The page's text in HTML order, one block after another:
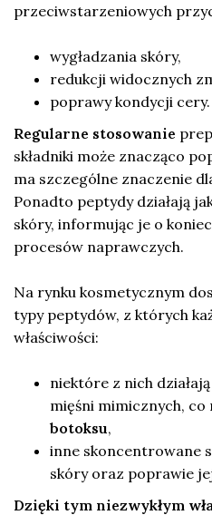
przeciwstarzeniowych
wygładzania skóry,
redukcji widocznych
poprawy kondycji cery.
Regularne stosowanie
składniki może znacząco
ma szczególne znaczenie
Ponadto peptydy działają
skóry, informując je o
procesów naprawczych.
Na rynku kosmetycznym
typy peptydów, z których
właściwości:
niektóre z nich
mięśni mimicznych,
botoksu,
inne skoncentrowane
skóry oraz poprawie
Dzięki tym niezwykłym